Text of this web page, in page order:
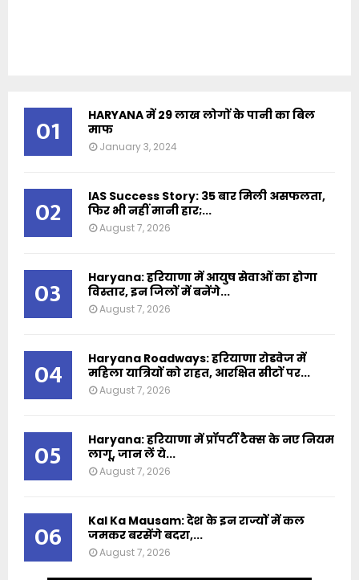
01
HARYANA में 29 लाख लोगों के पानी का बिल
माफ
January 3, 2024
02
IAS Success Story: 35 बार मिली असफलता,
फिर भी नहीं मानी हार;...
August 7, 2026
03
Haryana: हरियाणा में आयुष सेवाओं का होगा
विस्तार, इन जिलों में बनेंगे...
August 7, 2026
04
Haryana Roadways: हरियाणा रोडवेज में
महिला यात्रियों को राहत, आरक्षित सीटों पर...
August 7, 2026
05
Haryana: हरियाणा में प्रॉपर्टी टैक्स के नए नियम
लागू, जान लें ये...
August 7, 2026
06
Kal Ka Mausam: देश के इन राज्यों में कल
जमकर बरसेंगे बदरा,...
August 7, 2026